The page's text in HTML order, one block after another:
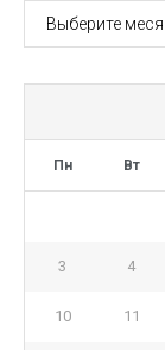
АРХИВ
Пн Вт
3 4
10 11